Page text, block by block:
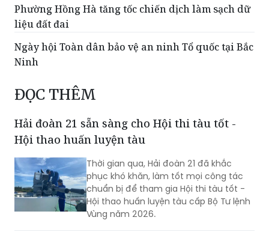
Phường Hồng Hà tăng tốc chiến dịch làm sạch dữ
liệu đất đai
Ngày hội Toàn dân bảo vệ an ninh Tổ quốc tại Bắc
Ninh
ĐỌC THÊM
Hải đoàn 21 sẵn sàng cho Hội thi tàu tốt -
Hội thao huấn luyện tàu
Thời gian qua, Hải đoàn 21 đã khắc
phục khó khăn, làm tốt mọi công tác
chuẩn bị để tham gia Hội thi tàu tốt -
Hội thao huấn luyện tàu cấp Bộ Tư lệnh
Vùng năm 2026.